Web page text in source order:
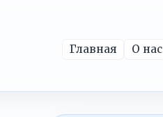
Главная О нас